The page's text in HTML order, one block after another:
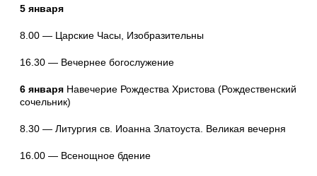
5 января
8.00 — Царские Часы, Изобразительны
16.30 — Вечернее богослужение
6 января Навечерие Рождества Христова (Рождественский
сочельник)
8.30 — Литургия св. Иоанна Златоуста. Великая вечерня
16.00 — Всенощное бдение